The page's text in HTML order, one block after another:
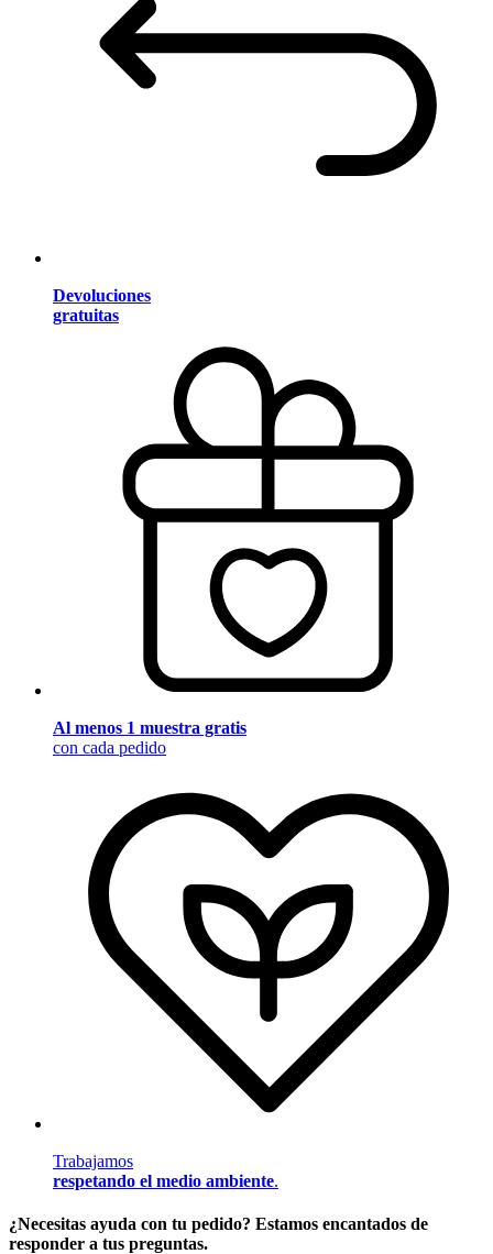
Devoluciones
gratuitas
Al menos 1 muestra gratis
con cada pedido
Trabajamos
respetando el medio ambiente.
¿Necesitas ayuda con tu pedido? Estamos encantados de
responder a tus preguntas.